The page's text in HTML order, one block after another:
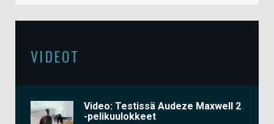
VIDEOT
Video: Testissä Audeze Maxwell 2
-pelikuulokkeet